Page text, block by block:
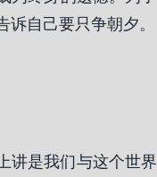
自己要只争朝夕。
讲是我们与这个世界